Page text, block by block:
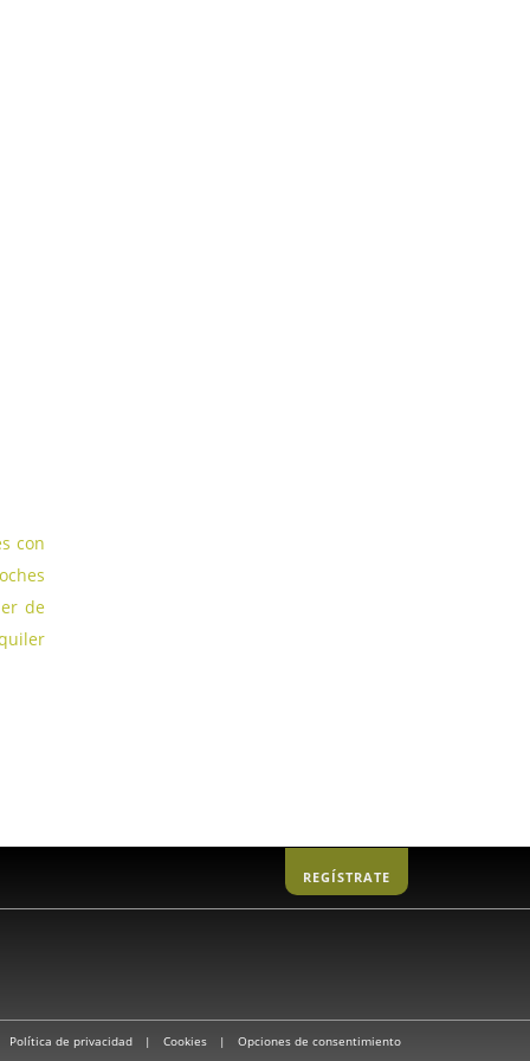
con
de
REGÍSTRATE
Política de privacidad | Cookies | Opciones de consentimiento